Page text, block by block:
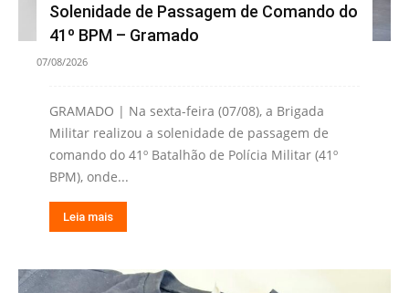
Solenidade de Passagem de Comando do
41º BPM – Gramado
07/08/2026
GRAMADO | Na sexta-feira (07/08), a Brigada
Militar realizou a solenidade de passagem de
comando do 41º Batalhão de Polícia Militar (41º
BPM), onde...
Leia mais